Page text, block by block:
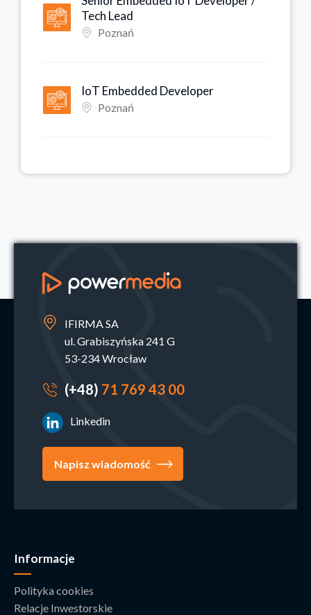
Tech Lead
Poznań
IoT Embedded Developer
Poznań
IFIRMA SA
ul. Grabiszyńska 241 G
53-234 Wrocław
(+48) 71 769 43 00
Linkedin
Napisz wiadomość
Informacje
Polityka cookies
Relacje Inwestorskie